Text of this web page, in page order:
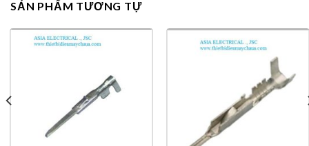
SẢN PHẨM TƯƠNG TỰ